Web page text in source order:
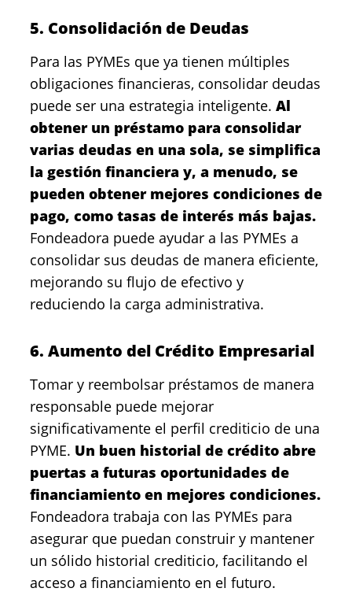
5. Consolidación de Deudas
Para las PYMEs que ya tienen múltiples
obligaciones financieras, consolidar deudas
puede ser una estrategia inteligente. Al
obtener un préstamo para consolidar
varias deudas en una sola, se simplifica
la gestión financiera y, a menudo, se
pueden obtener mejores condiciones de
pago, como tasas de interés más bajas.
Fondeadora puede ayudar a las PYMEs a
consolidar sus deudas de manera eficiente,
mejorando su flujo de efectivo y
reduciendo la carga administrativa.
6. Aumento del Crédito Empresarial
Tomar y reembolsar préstamos de manera
responsable puede mejorar
significativamente el perfil crediticio de una
PYME. Un buen historial de crédito abre
puertas a futuras oportunidades de
financiamiento en mejores condiciones.
Fondeadora trabaja con las PYMEs para
asegurar que puedan construir y mantener
un sólido historial crediticio, facilitando el
acceso a financiamiento en el futuro.